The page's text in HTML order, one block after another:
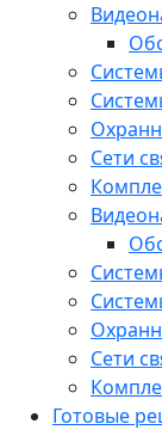
Сети
Сети
Готовые